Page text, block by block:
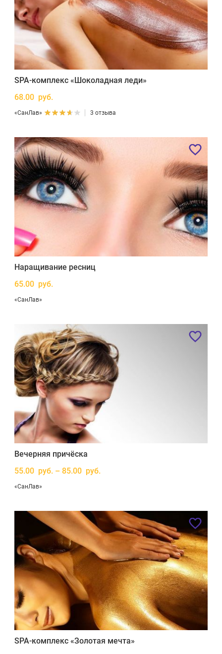
SPA-комплекс «Шоколадная леди»
68.00 руб.
«СанЛав» 3 отзыва
Наращивание ресниц
65.00 руб.
«СанЛав»
Вечерняя причёска
55.00 руб. – 85.00 руб.
«СанЛав»
SPA-комплекс «Золотая мечта»